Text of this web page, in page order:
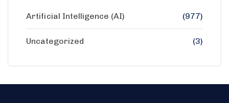
Artificial Intelligence (AI) (977)
Uncategorized (3)